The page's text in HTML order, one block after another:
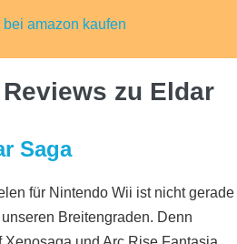
bei amazon kaufen
zu Eldar
Saga
für Nintendo Wii ist nicht gerade
Breitengraden. Denn